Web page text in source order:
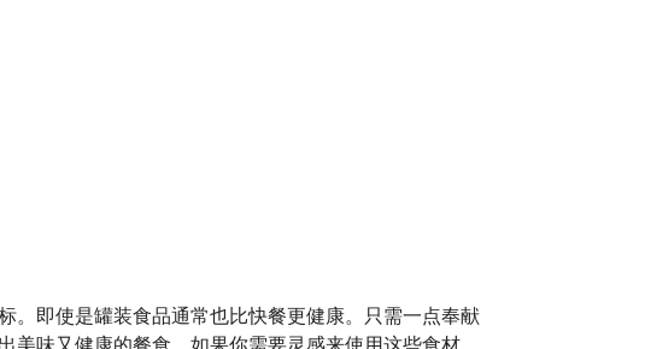
。即使是罐装食品通常也比快餐更健康。只需一点奉献